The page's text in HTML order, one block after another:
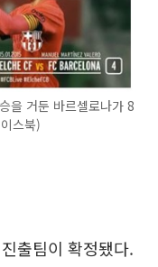
을 거둔 바르셀로나가 8
스북)
출팀이 확정됐다.